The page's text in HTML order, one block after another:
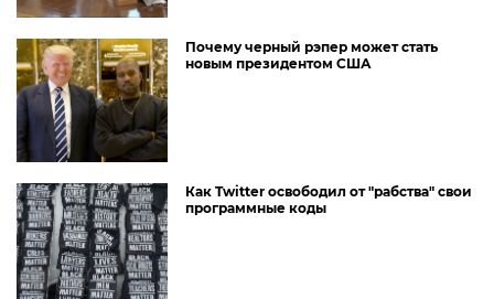
Почему черный рэпер может стать
новым президентом США
Как Twitter освободил от "рабства" свои
программные коды